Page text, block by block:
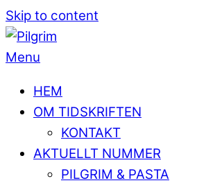
Skip to content
Menu
HEM
OM TIDSKRIFTEN
KONTAKT
AKTUELLT NUMMER
PILGRIM & PASTA